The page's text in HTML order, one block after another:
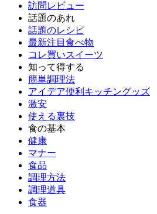
訪問レビュー
話題のあれ
話題のレシピ
最新注目食べ物
コレ買いスイーツ
知って得する
簡単調理法
アイデア便利キッチングッズ
激安
使える裏技
食の基本
健康
マナー
食品
調理方法
調理道具
食器